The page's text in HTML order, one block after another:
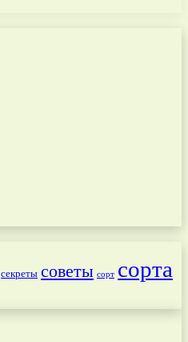
секреты советы сорт сорта